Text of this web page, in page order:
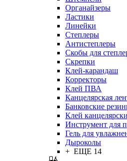
Органайзеры
Ластики
Линейки
Степлеры
Антистеплеры
Скобы для
Скрепки
Клей-карандаш
Корректоры
Клей ПВА
Канцелярская
Банковские
Клей
Инструмент для
Гель для
Дыроколы
+ ЕЩЕ 14